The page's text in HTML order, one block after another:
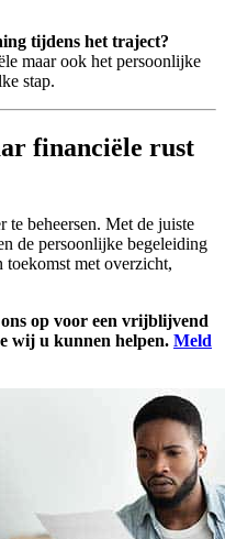
tijdens het traject?
maar ook het persoonlijke
stap.
financiële rust
te beheersen. Met de juiste
de persoonlijke begeleiding
toekomst met overzicht,
op voor een vrijblijvend
wij u kunnen helpen. Meld